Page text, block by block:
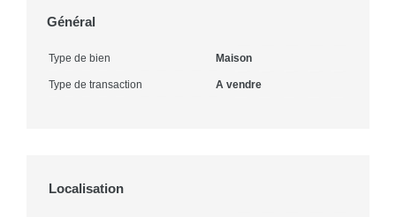
Général
Type de bien Maison
Type de transaction A vendre
Localisation